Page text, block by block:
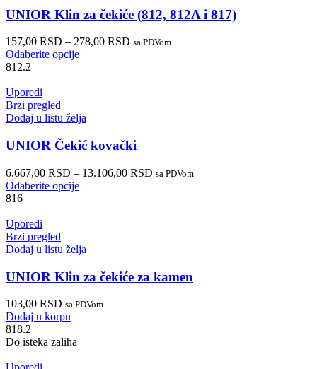
UNIOR Klin za čekiće (812, 812A i 817)
157,00 RSD – 278,00 RSD sa PDVom
Odaberite opcije
812.2
Uporedi
Brzi pregled
Dodaj u listu želja
UNIOR Čekić kovački
6.667,00 RSD – 13.106,00 RSD sa PDVom
Odaberite opcije
816
Uporedi
Brzi pregled
Dodaj u listu želja
UNIOR Klin za čekiće za kamen
103,00 RSD sa PDVom
Dodaj u korpu
818.2
Do isteka zaliha